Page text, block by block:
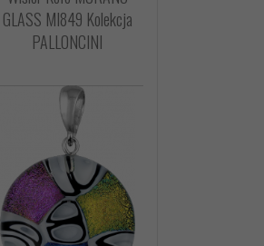
GLASS MI849 Kolekcja
PALLONCINI